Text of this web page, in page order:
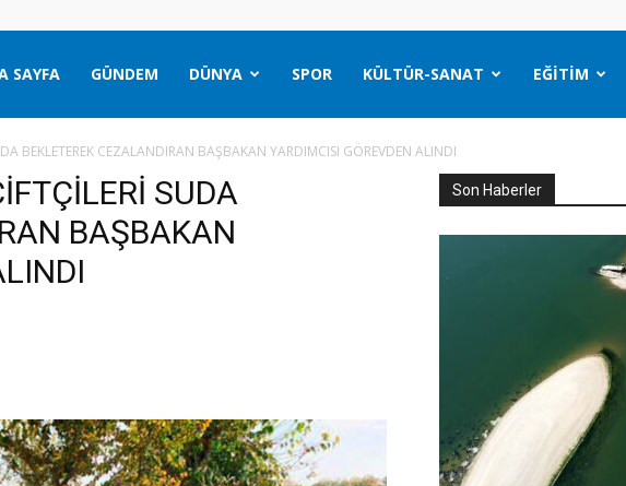
SAYFA GÜNDEM DÜNYA SPOR KÜLTÜR-SANAT EĞITIM
BEKLETEREK CEZALANDIRAN BAŞBAKAN YARDIMCISI GÖREVDEN ALINDI
SUDA
BAŞBAKAN
Son Haberler